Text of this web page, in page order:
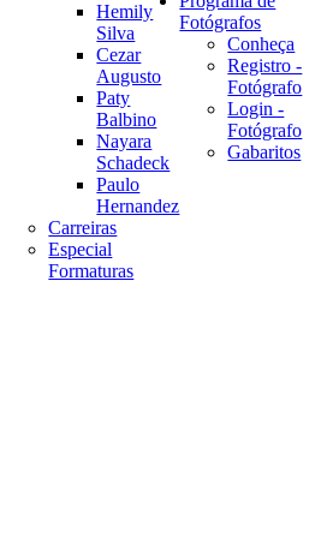
Hemily
Silva
Cezar
Augusto
Paty
Balbino
Nayara
Schadeck
Paulo
Hernandez
Carreiras
Especial
Formaturas
Fotógrafos
Conheça
Registro -
Fotógrafo
Login -
Fotógrafo
Gabaritos